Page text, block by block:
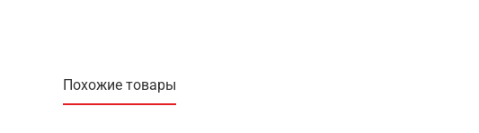
Похожие товары